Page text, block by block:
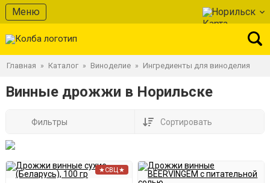
Меню Норильск
Главная » Каталог » Виноделие » Ингредиенты для виноделия
Винные дрожжи в Норильске
Фильтры Сортировать
★СВЦ★